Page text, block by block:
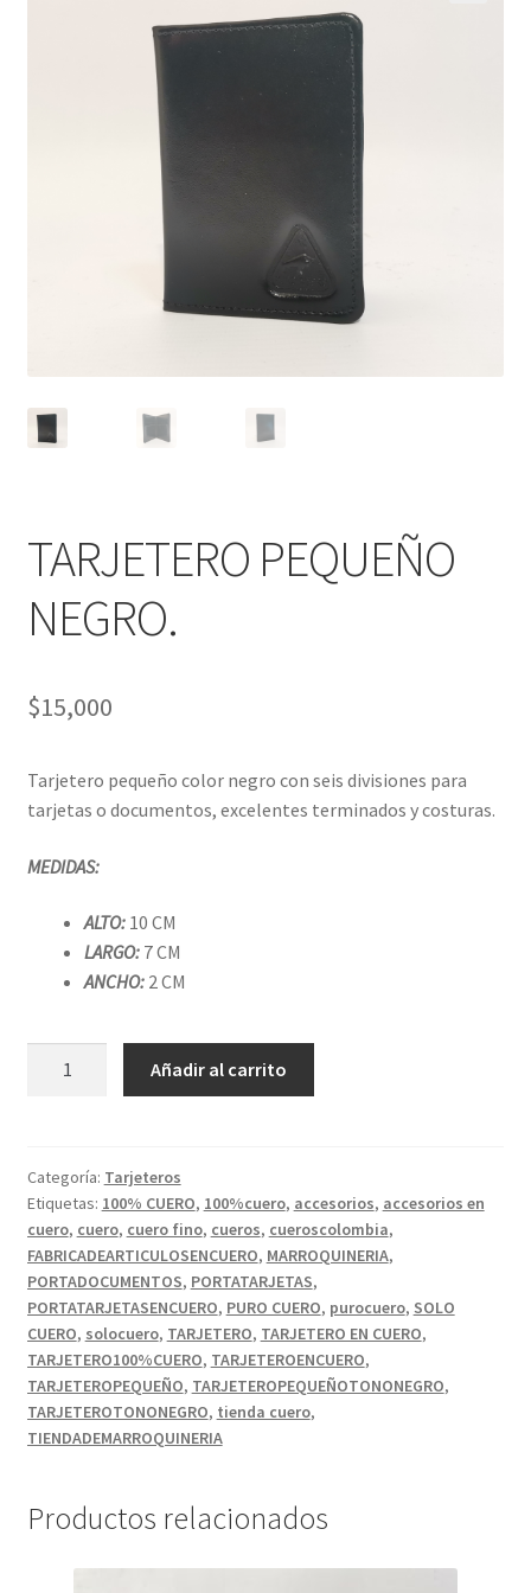
TARJETERO PEQUEÑO
NEGRO.
$15,000
Tarjetero pequeño color negro con seis divisiones para
tarjetas o documentos, excelentes terminados y costuras.
MEDIDAS:
ALTO: 10 CM
LARGO: 7 CM
ANCHO:2 CM
Añadir al carrito
Categoría: Tarjeteros
Etiquetas: 100% CUERO, 100%cuero, accesorios, accesorios en
cuero, cuero, cuero fino, cueros, cueroscolombia,
FABRICADEARTICULOSENCUERO, MARROQUINERIA,
PORTADOCUMENTOS, PORTATARJETAS,
PORTATARJETASENCUERO, PURO CUERO, purocuero, SOLO
CUERO, solocuero, TARJETERO, TARJETERO EN CUERO,
TARJETERO100%CUERO, TARJETEROENCUERO,
TARJETEROPEQUEÑO, TARJETEROPEQUEÑOTONONEGRO,
TARJETEROTONONEGRO, tienda cuero,
TIENDADEMARROQUINERIA
Productos relacionados